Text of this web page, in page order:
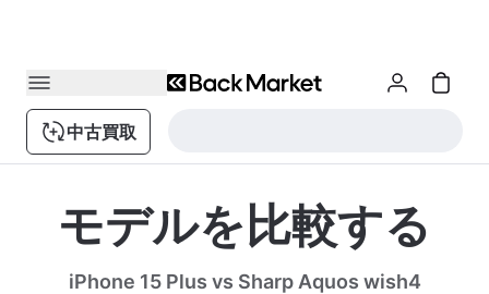
中古買取
モデルを比較する
iPhone 15 Plus vs Sharp Aquos wish4